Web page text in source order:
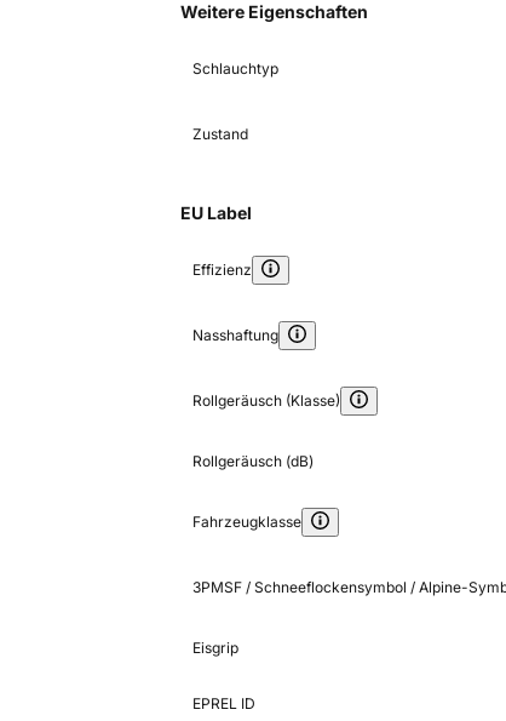
Weitere Eigenschaften
Schlauchtyp
Zustand
EU Label
Effizienz
Nasshaftung
Rollgeräusch (Klasse)
Rollgeräusch (dB)
Fahrzeugklasse
3PMSF / Schneeflockensymbol / Alpine-
Eisgrip
EPREL ID